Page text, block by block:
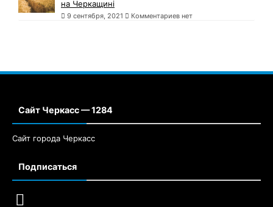
на Черкащині
9 сентября, 2021 Комментариев нет
Сайт Черкасс — 1284
Сайт города Черкасс
Подписаться